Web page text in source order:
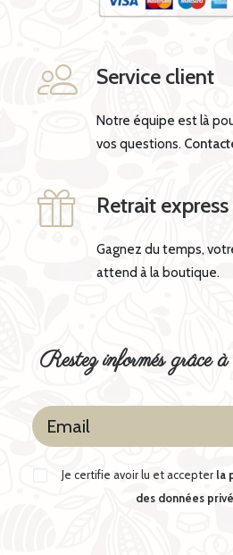
Service client
Notre équipe est là
vos questions.
Retrait express
Gagnez du temps,
attend à la boutique.
Restez informés grâce
Je certifie avoir lu et accepter la
des données